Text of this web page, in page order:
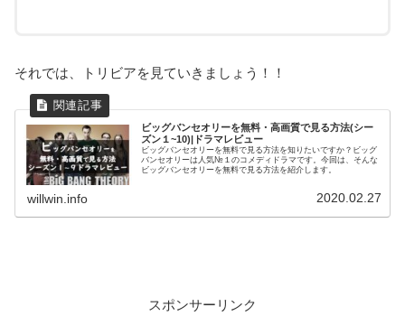
それでは、トリビアを見ていきましょう！！
ビッグバンセオリーを無料・高画質で見る方法(シー
ズン１~10)|ドラマレビュー
ビッグバンセオリーを無料で見る方法を知りたいですか？ビッグ
バンセオリーは人気№１のコメディドラマです。今回は、そんな
ビッグバンセオリーを無料で見る方法を紹介します。
willwin.info 2020.02.27
スポンサーリンク